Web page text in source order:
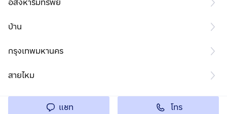
บ้าน
กรุงเทพมหานคร
สายไหม
แชท โทร